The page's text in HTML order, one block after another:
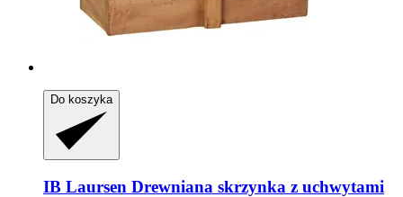
Do koszyka
IB Laursen Drewniana skrzynka z uchwytami